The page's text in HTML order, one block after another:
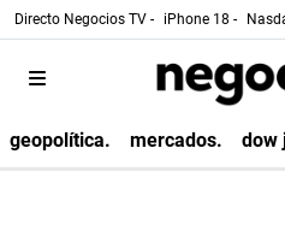
Directo Negocios TV - iPhone 18 -
geopolítica. mercados. dow